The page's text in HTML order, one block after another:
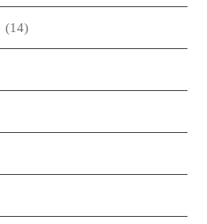
(14)
の家一覧